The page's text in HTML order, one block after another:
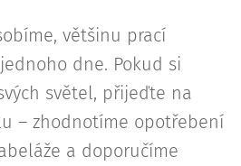
většinu prací
dne. Pokud si
světel, přijeďte na
– zhodnotíme opotřebení
a doporučíme